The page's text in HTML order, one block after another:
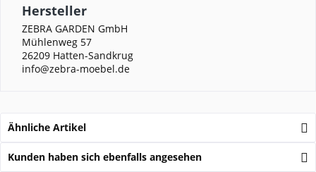
Hersteller
ZEBRA GARDEN GmbH
Mühlenweg 57
26209 Hatten-Sandkrug
info@zebra-moebel.de
Ähnliche Artikel
Kunden haben sich ebenfalls angesehen